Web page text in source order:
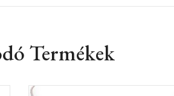
Termékek